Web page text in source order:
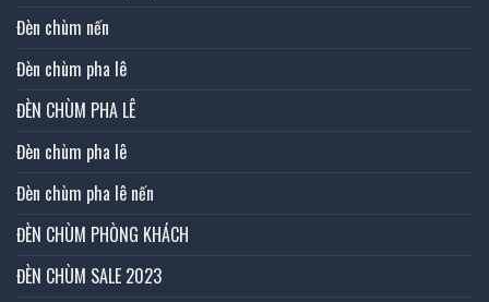
Đèn chùm nến
Đèn chùm pha lê
ĐÈN CHÙM PHA LÊ
Đèn chùm pha lê
Đèn chùm pha lê nến
ĐÈN CHÙM PHÒNG KHÁCH
ĐÈN CHÙM SALE 2023